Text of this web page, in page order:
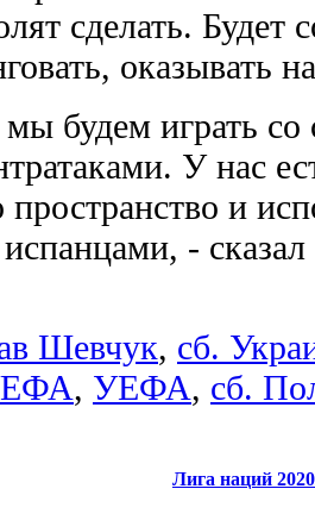
сделать.
оказывать
будем играть
У нас
пространство и
-
Шевчук, сб.
, УЕФА, сб.
Лига наций